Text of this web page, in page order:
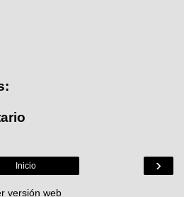
›
Inicio
versión web